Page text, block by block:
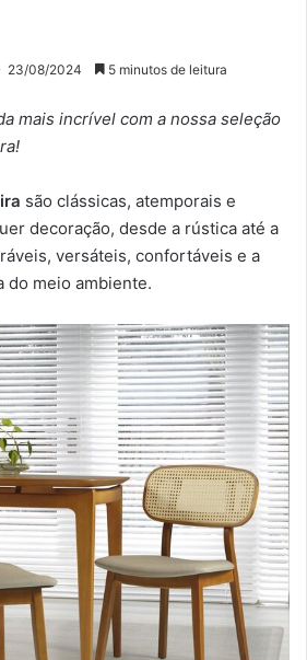
23/08/2024 5 minutos de leitura
mais incrível com a nossa seleção
são clássicas, atemporais e
decoração, desde a rústica até a
versáteis, confortáveis e a
do meio ambiente.